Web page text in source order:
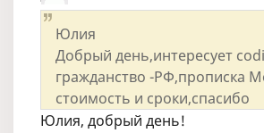
Юлия
Добрый день,интересует
гражданство -РФ,прописка
стоимость и сроки,спасибо
Юлия, добрый день!